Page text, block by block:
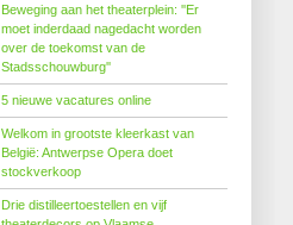
Beweging aan het theaterplein: ''Er
moet inderdaad nagedacht worden
over de toekomst van de
Stadsschouwburg''
5 nieuwe vacatures online
Welkom in grootste kleerkast van
België: Antwerpse Opera doet
stockverkoop
Drie distilleertoestellen en vijf